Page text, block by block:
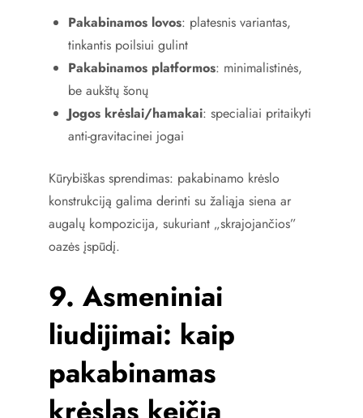
Pakabinamos lovos: platesnis variantas,
tinkantis poilsiui gulint
Pakabinamos platformos: minimalistinės,
be aukštų šonų
Jogos krėslai/hamakai: specialiai pritaikyti
anti-gravitacinei jogai
Kūrybiškas sprendimas: pakabinamo krėslo
konstrukciją galima derinti su žaliąja siena ar
augalų kompozicija, sukuriant „skrajojančios”
oazės įspūdį.
9. Asmeniniai
liudijimai: kaip
pakabinamas